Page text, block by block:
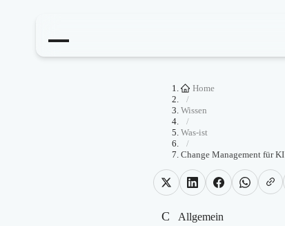
Home
/
Wissen
/
Was-ist
/
Change Management für KI
C Allgemein